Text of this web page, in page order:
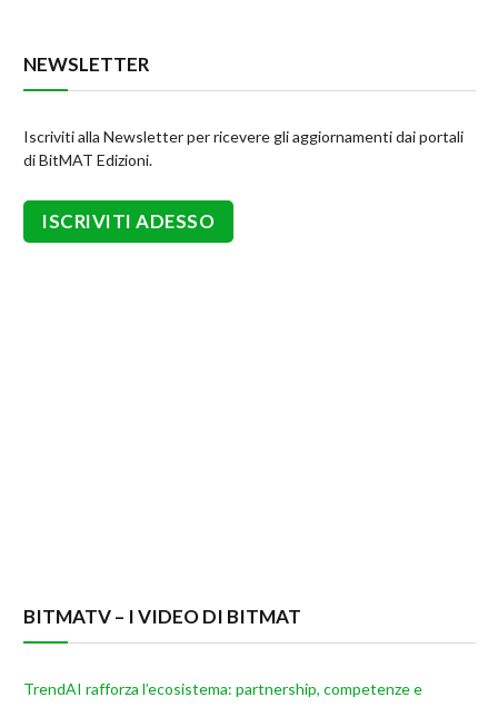
NEWSLETTER
Iscriviti alla Newsletter per ricevere gli aggiornamenti dai portali
di BitMAT Edizioni.
BITMATV – I VIDEO DI BITMAT
TrendAI rafforza l’ecosistema: partnership, competenze e